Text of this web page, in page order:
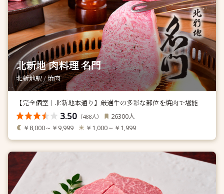
北新地 肉料理 名門
北新地駅 / 焼肉
【完全個室｜北新地本通り】厳選牛の多彩な部位を焼肉で堪能
3.50 （488人） 26300人
￥8,000～￥9,999 ￥1,000～￥1,999